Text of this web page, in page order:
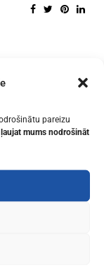
pareizu
mums nodrošināt